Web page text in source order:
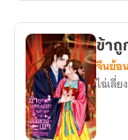
ข้าถู
จีนย้อ
ไฉ่เลี่ย